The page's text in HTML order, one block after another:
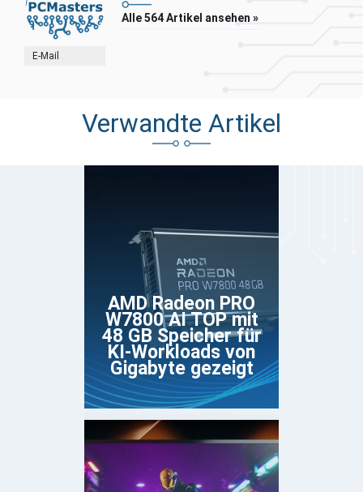
E-Mail
Alle 564 Artikel ansehen »
Verwandte Artikel
AMD Radeon PRO
W7800 AI TOP mit
48 GB Speicher für
KI-Workloads von
Gigabyte gezeigt